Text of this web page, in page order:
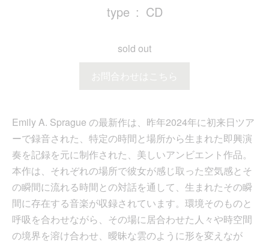
type
CD
sold out
お問合わせはこちら
Emily A. Sprague の最新作は、昨年2024年に初来日ツア
ーで録音された、特定の時間と場所から生まれた即興演
奏を記録を元に制作された、美しいアンビエント作品。
本作は、それぞれの場所で彼女が感じ取った空気感とそ
の瞬間に流れる時間との対話を通して、生まれたその瞬
間に存在する音楽が収録されています。環境そのものと
呼吸を合わせながら、その場に居合わせた人々や時空間
の境界を溶け合わせ、曖昧な雲のように形を変えなが